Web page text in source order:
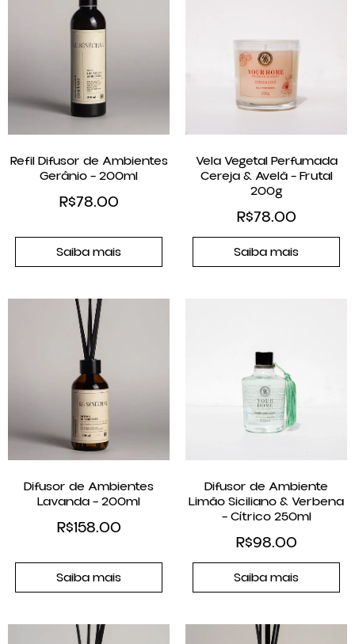
Refil Difusor de Ambientes
Gerânio – 200ml
R$78.00
Saiba mais
Vela Vegetal Perfumada
Cereja & Avelã – Frutal
200g
R$78.00
Saiba mais
Difusor de Ambientes
Lavanda – 200ml
R$158.00
Saiba mais
Difusor de Ambiente
Limão Siciliano & Verbena
– Cítrico 250ml
R$98.00
Saiba mais